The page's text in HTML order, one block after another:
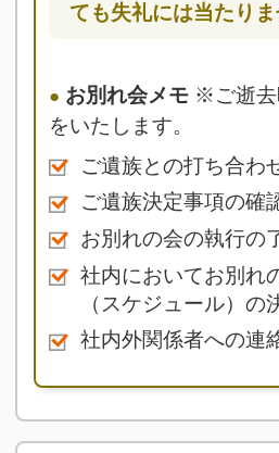
ても失礼には当たりま
お別れ会メモ ※ご逝去
をいたします。
ご遺族との打ち合わ
ご遺族決定事項の確
お別れの会の執行の
社内においてお別れ
（スケジュール）の
社内外関係者への連